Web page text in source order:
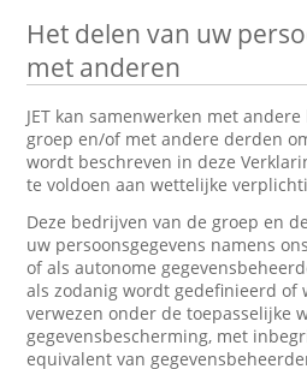
Het delen van uw
met anderen
JET kan samenwerken met
groep en/of met andere derden
wordt beschreven in deze
te voldoen aan wettelijke
Deze bedrijven van de groep en
uw persoonsgegevens namens
of als autonome
als zodanig wordt gedefinieerd of
verwezen onder de toepasselijke
gegevensbescherming, met
equivalent van